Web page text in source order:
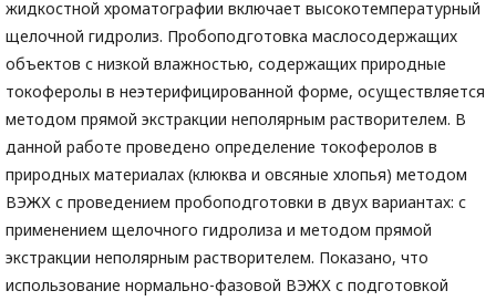
жидкостной хроматографии включает высокотемпературный
щелочной гидролиз. Пробоподготовка маслосодержащих
объектов с низкой влажностью, содержащих природные
токоферолы в неэтерифицированной форме, осуществляется
методом прямой экстракции неполярным растворителем. В
данной работе проведено определение токоферолов в
природных материалах (клюква и овсяные хлопья) методом
ВЭЖХ с проведением пробоподготовки в двух вариантах: с
применением щелочного гидролиза и методом прямой
экстракции неполярным растворителем. Показано, что
использование нормально-фазовой ВЭЖХ с подготовкой